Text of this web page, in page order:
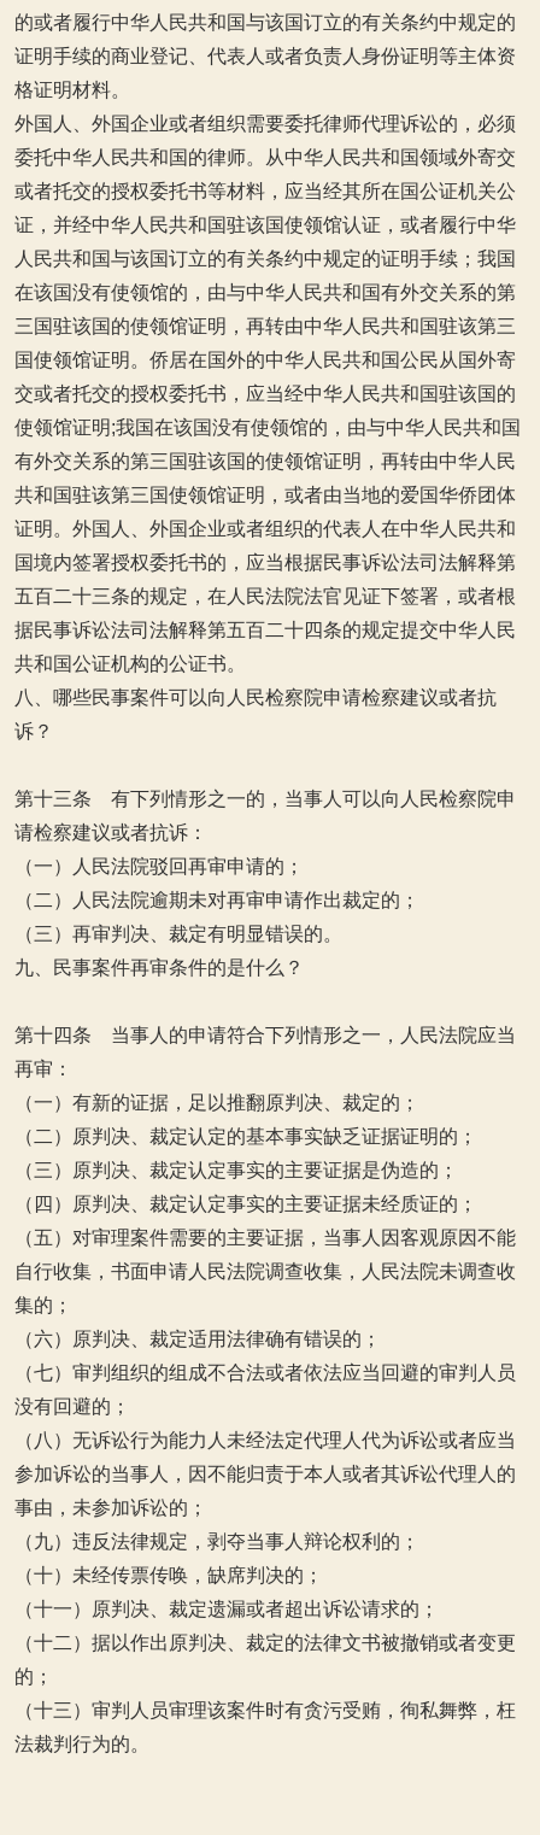
的或者履行中华人民共和国与该国订立的有关条约中规定的
证明手续的商业登记、代表人或者负责人身份证明等主体资
格证明材料。
外国人、外国企业或者组织需要委托律师代理诉讼的，必须
委托中华人民共和国的律师。从中华人民共和国领域外寄交
或者托交的授权委托书等材料，应当经其所在国公证机关公
证，并经中华人民共和国驻该国使领馆认证，或者履行中华
人民共和国与该国订立的有关条约中规定的证明手续；我国
在该国没有使领馆的，由与中华人民共和国有外交关系的第
三国驻该国的使领馆证明，再转由中华人民共和国驻该第三
国使领馆证明。侨居在国外的中华人民共和国公民从国外寄
交或者托交的授权委托书，应当经中华人民共和国驻该国的
使领馆证明;我国在该国没有使领馆的，由与中华人民共和国
有外交关系的第三国驻该国的使领馆证明，再转由中华人民
共和国驻该第三国使领馆证明，或者由当地的爱国华侨团体
证明。外国人、外国企业或者组织的代表人在中华人民共和
国境内签署授权委托书的，应当根据民事诉讼法司法解释第
五百二十三条的规定，在人民法院法官见证下签署，或者根
据民事诉讼法司法解释第五百二十四条的规定提交中华人民
共和国公证机构的公证书。
八、哪些民事案件可以向人民检察院申请检察建议或者抗
诉？
第十三条 有下列情形之一的，当事人可以向人民检察院申
请检察建议或者抗诉：
（一）人民法院驳回再审申请的；
（二）人民法院逾期未对再审申请作出裁定的；
（三）再审判决、裁定有明显错误的。
九、民事案件再审条件的是什么？
第十四条 当事人的申请符合下列情形之一，人民法院应当
再审：
（一）有新的证据，足以推翻原判决、裁定的；
（二）原判决、裁定认定的基本事实缺乏证据证明的；
（三）原判决、裁定认定事实的主要证据是伪造的；
（四）原判决、裁定认定事实的主要证据未经质证的；
（五）对审理案件需要的主要证据，当事人因客观原因不能
自行收集，书面申请人民法院调查收集，人民法院未调查收
集的；
（六）原判决、裁定适用法律确有错误的；
（七）审判组织的组成不合法或者依法应当回避的审判人员
没有回避的；
（八）无诉讼行为能力人未经法定代理人代为诉讼或者应当
参加诉讼的当事人，因不能归责于本人或者其诉讼代理人的
事由，未参加诉讼的；
（九）违反法律规定，剥夺当事人辩论权利的；
（十）未经传票传唤，缺席判决的；
（十一）原判决、裁定遗漏或者超出诉讼请求的；
（十二）据以作出原判决、裁定的法律文书被撤销或者变更
的；
（十三）审判人员审理该案件时有贪污受贿，徇私舞弊，枉
法裁判行为的。